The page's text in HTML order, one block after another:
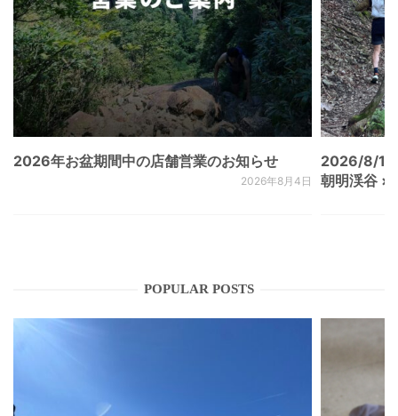
2026年お盆期間中の店舗営業のお知らせ
2026年8月4日
2026/8/
朝明渓谷 ×
POPULAR POSTS